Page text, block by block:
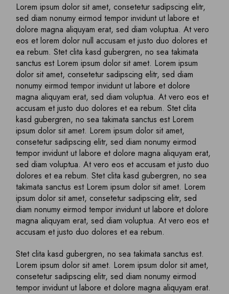
Lorem ipsum dolor sit amet, consetetur sadipscing elitr,
sed diam nonumy eirmod tempor invidunt ut labore et
dolore magna aliquyam erat, sed diam voluptua. At vero
eos et lorem dolor null accusam et justo duo dolores et
ea rebum. Stet clita kasd gubergren, no sea takimata
sanctus est Lorem ipsum dolor sit amet. Lorem ipsum
dolor sit amet, consetetur sadipscing elitr, sed diam
nonumy eirmod tempor invidunt ut labore et dolore
magna aliquyam erat, sed diam voluptua. At vero eos et
accusam et justo duo dolores et ea rebum. Stet clita
kasd gubergren, no sea takimata sanctus est Lorem
ipsum dolor sit amet. Lorem ipsum dolor sit amet,
consetetur sadipscing elitr, sed diam nonumy eirmod
tempor invidunt ut labore et dolore magna aliquyam erat,
sed diam voluptua. At vero eos et accusam et justo duo
dolores et ea rebum. Stet clita kasd gubergren, no sea
takimata sanctus est Lorem ipsum dolor sit amet. Lorem
ipsum dolor sit amet, consetetur sadipscing elitr, sed
diam nonumy eirmod tempor invidunt ut labore et dolore
magna aliquyam erat, sed diam voluptua. At vero eos et
accusam et justo duo dolores et ea rebum.
Stet clita kasd gubergren, no sea takimata sanctus est.
Lorem ipsum dolor sit amet. Lorem ipsum dolor sit amet,
consetetur sadipscing elitr, sed diam nonumy eirmod
tempor invidunt ut labore et dolore magna aliquyam erat.